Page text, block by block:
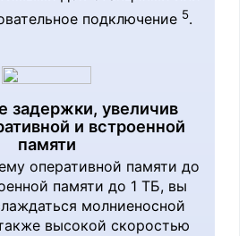
Graphics
Surface
Business, 15-
inch:
Intel®Core™
подключение 5.
задержки, увеличив
и встроенной
памяти
оперативной памяти до
памяти до 1 ТБ, вы
молниеносной
высокой скоростью